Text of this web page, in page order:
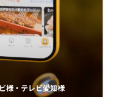
様・テレビ愛知様